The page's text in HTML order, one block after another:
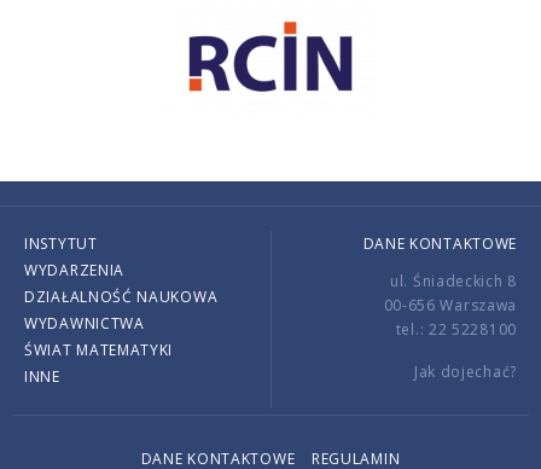
INSTYTUT
WYDARZENIA
DZIAŁALNOŚĆ NAUKOWA
WYDAWNICTWA
ŚWIAT MATEMATYKI
INNE
DANE KONTAKTOWE
ul. Śniadeckich 8
00-656 Warszawa
tel.: 22 5228100
Jak dojechać?
DANE KONTAKTOWE REGULAMIN